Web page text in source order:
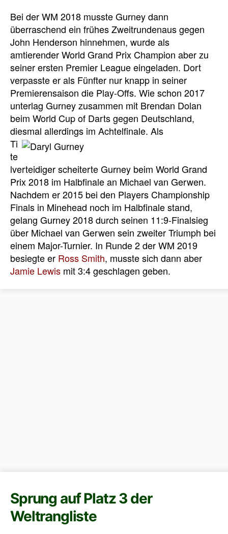
Bei der WM 2018 musste Gurney dann
überraschend ein frühes Zweitrundenaus gegen
John Henderson hinnehmen, wurde als
amtierender World Grand Prix Champion aber zu
seiner ersten Premier League eingeladen. Dort
verpasste er als Fünfter nur knapp in seiner
Premierensaison die Play-Offs. Wie schon 2017
unterlag Gurney zusammen mit Brendan Dolan
beim World Cup of Darts gegen Deutschland,
diesmal allerdings im Achtelfinale. Als
Ti
te
lverteidiger scheiterte Gurney beim World Grand
Prix 2018 im Halbfinale an Michael van Gerwen.
Nachdem er 2015 bei den Players Championship
Finals in Minehead noch im Halbfinale stand,
gelang Gurney 2018 durch seinen 11:9-Finalsieg
über Michael van Gerwen sein zweiter Triumph bei
einem Major-Turnier. In Runde 2 der WM 2019
besiegte er Ross Smith, musste sich dann aber
Jamie Lewis mit 3:4 geschlagen geben.
Sprung auf Platz 3 der
Weltrangliste